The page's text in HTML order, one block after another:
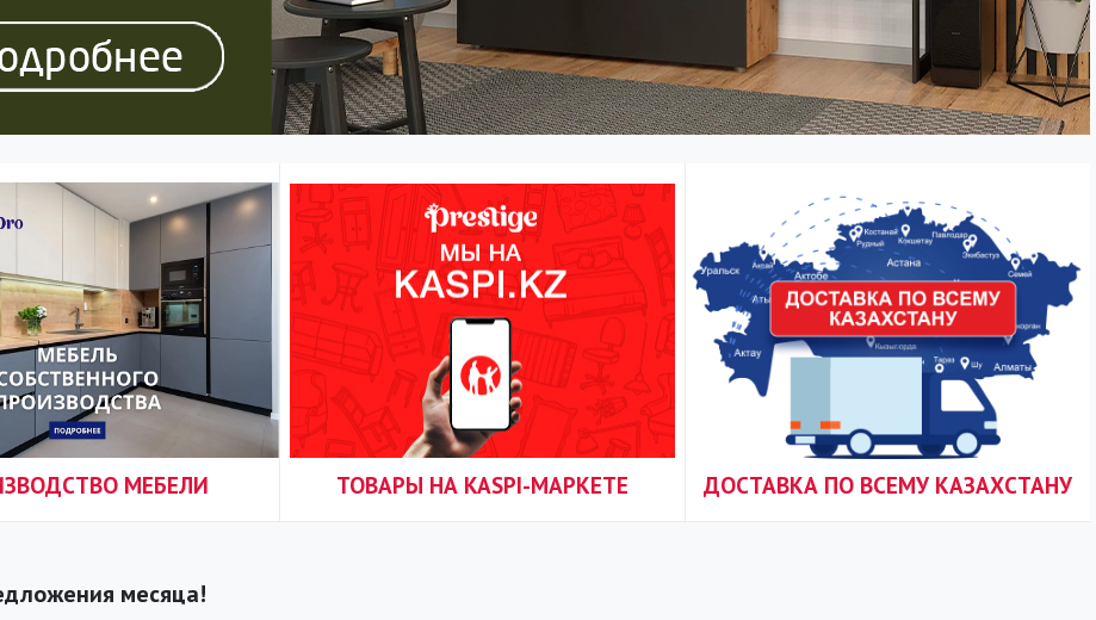
МЕБЕЛИ ТОВАРЫ НА KASPI-МАРКЕТЕ ДОСТАВКА ПО ВСЕМУ КАЗАХСТАНУ
месяца!